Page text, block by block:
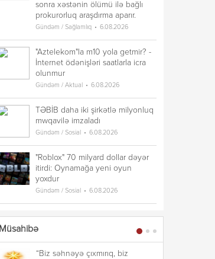
sonra xəstənin ölümü ilə bağlı
prokurorluq araşdırma aparır.
Gündəm / Sağlamlıq 6.08.2026
"Aztelekom"la m10 yola getmir? -
İnternet ödənişləri saatlarla icra
olunmur
Gündəm / Aktual 6.08.2026
TƏBİB daha iki şirkətlə milyonluq
mwqavilə imzaladı
Gündəm / Sosial 6.08.2026
"Roblox" 70 milyard dollar dəyər
itirdi: Oynamağa yeni oyun
yoxdur
Gündəm / Sosial 6.08.2026
Müsahibə
“Biz səhnəyə çıxmırıq, biz